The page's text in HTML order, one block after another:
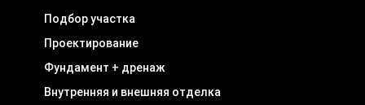
Подбор участка
Проектирование
Фундамент + дренаж
Внутренняя и внешняя отделка